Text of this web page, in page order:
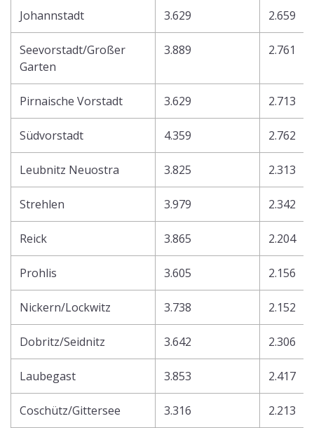
Johannstadt 3.629 2.659
Seevorstadt/Großer
Garten
3.889 2.761
Pirnaische Vorstadt 3.629 2.713
Südvorstadt 4.359 2.762
Leubnitz Neuostra 3.825 2.313
Strehlen 3.979 2.342
Reick 3.865 2.204
Prohlis 3.605 2.156
Nickern/Lockwitz 3.738 2.152
Dobritz/Seidnitz 3.642 2.306
Laubegast 3.853 2.417
Coschütz/Gittersee 3.316 2.213